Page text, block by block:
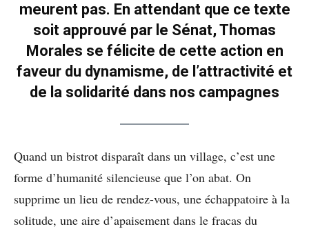
meurent pas. En attendant que ce texte
soit approuvé par le Sénat, Thomas
Morales se félicite de cette action en
faveur du dynamisme, de l’attractivité et
de la solidarité dans nos campagnes
Quand un bistrot disparaît dans un village, c’est une
forme d’humanité silencieuse que l’on abat. On
supprime un lieu de rendez-vous, une échappatoire à la
solitude, une aire d’apaisement dans le fracas du